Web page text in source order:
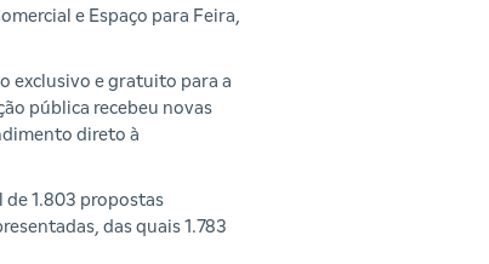
e Espaço para Feira,
exclusivo e gratuito para a
pública recebeu novas
direto à
de 1.803 propostas
das quais 1.783